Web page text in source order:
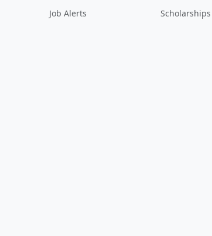
Job Alerts Scholarships